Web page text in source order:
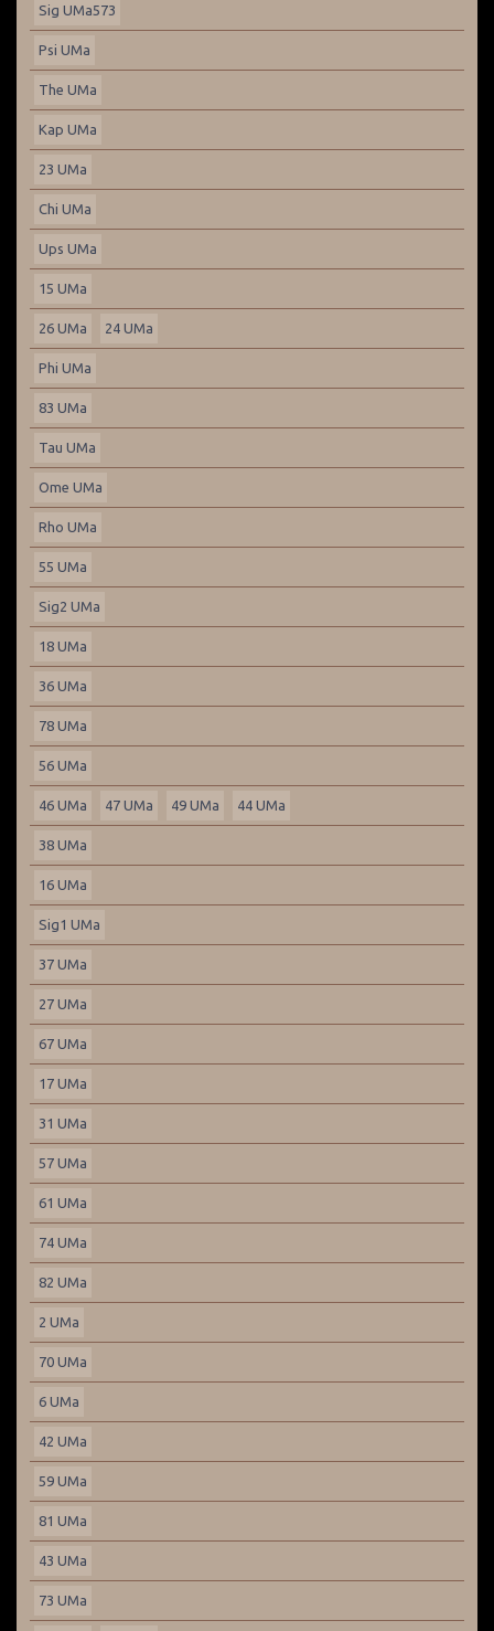
Sig UMa573
Psi UMa
The UMa
Kap UMa
23 UMa
Chi UMa
Ups UMa
15 UMa
26 UMa 24 UMa
Phi UMa
83 UMa
Tau UMa
Ome UMa
Rho UMa
55 UMa
Sig2 UMa
18 UMa
36 UMa
78 UMa
56 UMa
46 UMa 47 UMa 49 UMa 44 UMa
38 UMa
16 UMa
Sig1 UMa
37 UMa
27 UMa
67 UMa
17 UMa
31 UMa
57 UMa
61 UMa
74 UMa
82 UMa
2 UMa
70 UMa
6 UMa
42 UMa
59 UMa
81 UMa
43 UMa
73 UMa